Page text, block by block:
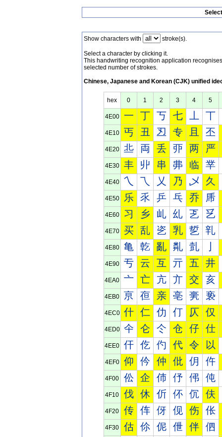
Show characters with stroke(s).
Select a character by clicking it.
This handwriting recognition application
selected number of strokes.
Chinese, Japanese and Korean (CJK) unified
hex 0 1 2 3 4 5
4E00 一 丁 丂 七 丅
4E10 丐 丑 丒 专 且 丕
4E20 丠 両 丢 丣 两 严
4E30 丰 丱 串 丳 临 丵
4E40 乀 乁 乂 乃 乄 久
4E50 乐 乑 乒 乓 乔 乕
4E60 习 乡 乢 乣 乤 乥
4E70 买 乱 乲 乳 乴 乵
4E80 亀 亁 亂 亃 亄
4E90 亐 云 互 亓 五 井
4EA0 亠 亡 亢 亣 交 亥
4EB0 亰 亱 亲 亳 亴 亵
4EC0 什 仁 仂 仃 仄 仅
4ED0 仐 仑 仒 仓 仔 仕
4EE0 仠 仡 仢 代 令 以
4EF0 仰 仱 仲 仳 仴 仵
4F00 伀 企 伂 伃 伄 伅
4F10 伐 休 伒 伓 伔 伕
4F20 传 伡 伢 伣 伤 伥
4F30 估 伱 伲 伳 伴 伵